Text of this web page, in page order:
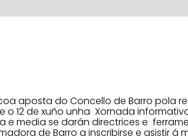
aposta do Concello de Barro pola
12 de xuño unha Xornada
media se darán directrices e
de Barro a inscribirse e asistir á